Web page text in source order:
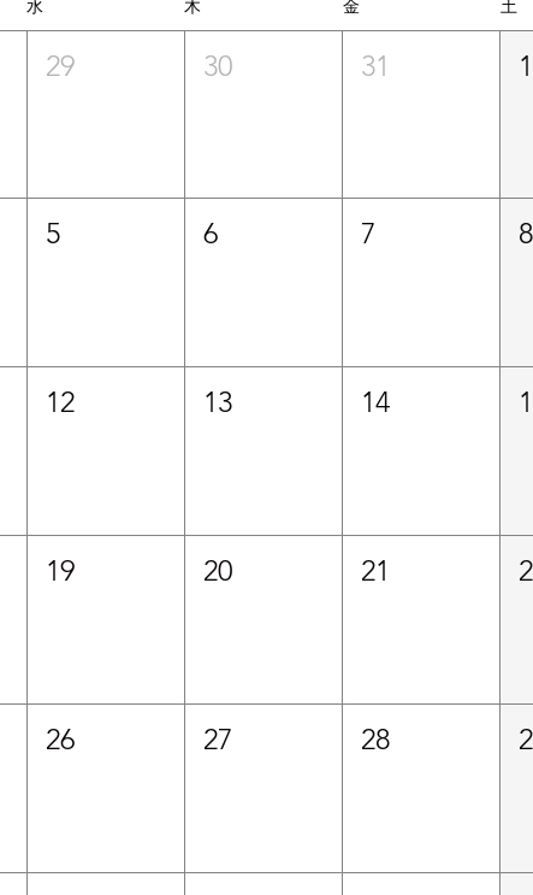
水 木 金 土
29 30 31 1
5 6 7 8
12 13 14
19 20 21
26 27 28